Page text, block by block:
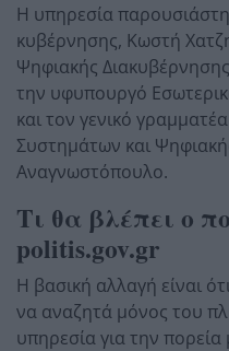
Η υπηρεσία
κυβέρνησης, Κωστή
Ψηφιακής
την υφυπουργό
και τον γενικό
Συστημάτων και
Αναγνωστόπουλο.
Τι θα βλέπει ο
politis.gov.gr
Η βασική αλλαγή είναι
να αναζητά μόνος του
υπηρεσία για την πορεία